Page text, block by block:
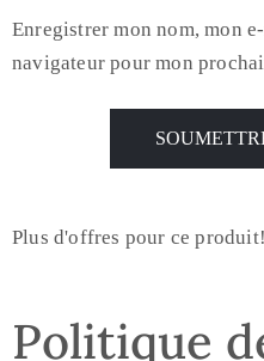
Enregistrer mon nom, mon
navigateur pour mon
Plus d'offres pour ce produit!
Politique